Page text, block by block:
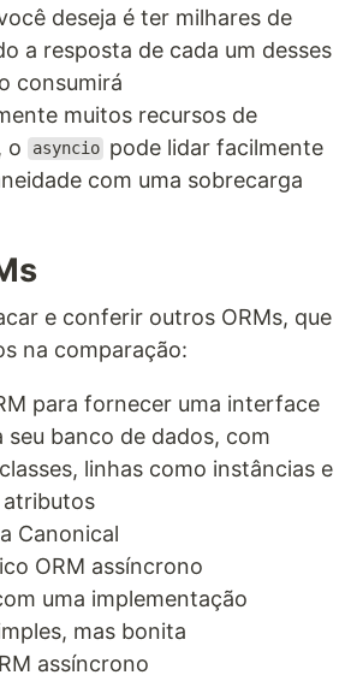
deseja é ter milhares de
a resposta de cada um desses
consumirá
muitos recursos de
o
asyncio pode lidar facilmente
com uma sobrecarga
e conferir outros ORMs, que
na comparação:
para fornecer uma interface
seu banco de dados, com
linhas como instâncias e
atributos
Canonical
ORM assíncrono
uma implementação
mas bonita
assíncrono